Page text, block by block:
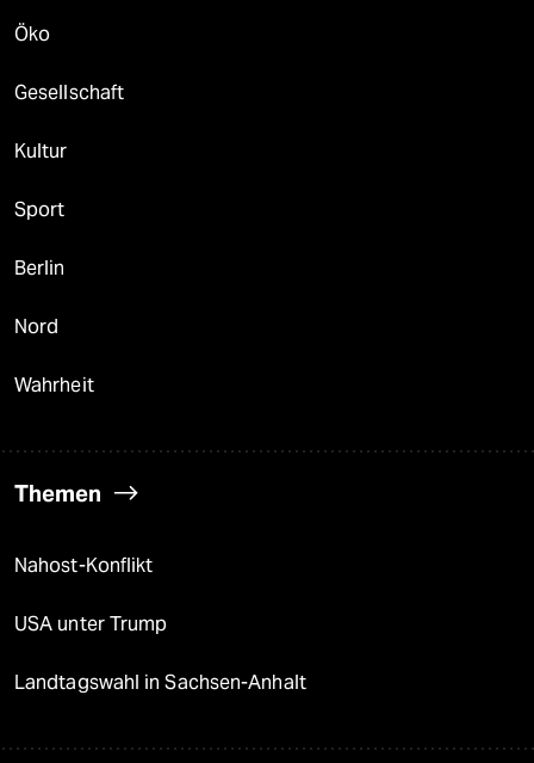
Öko
Gesellschaft
Kultur
Sport
Berlin
Nord
Wahrheit
Themen
Nahost-Konflikt
USA unter Trump
Landtagswahl in Sachsen-Anhalt